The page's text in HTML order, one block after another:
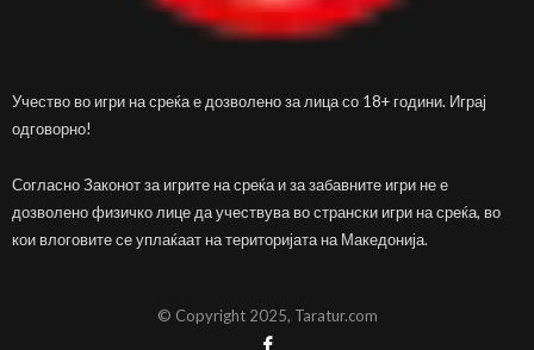
Учество во игри на среќа е дозволено за лица со 18+ години. Играј
одговорно!
Согласно Законот за игрите на среќа и за забавните игри не е
дозволено физичко лице да учествува во странски игри на среќа, во
кои влоговите се уплаќаат на територијата на Македонија.
© Copyright 2025, Taratur.com